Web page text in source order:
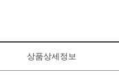
상품상세정보